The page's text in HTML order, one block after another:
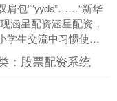
肩包”“yyds”……“新华
涵星配资涵星配资，
学生交流中习惯使用
烂梗含有低俗、歧视
： 股票配资系统